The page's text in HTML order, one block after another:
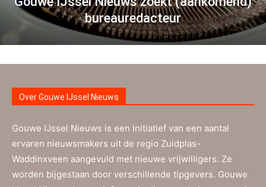
bureauredacteur
Over Gouwe IJssel Nieuws
Gouwe IJssel Nieuws is een initiatief van een aantal
ervaren nieuwsmakers uit de regio Zuidplas-
Waddinxveen aangevuld met nieuwe vrijwilligers. Ze
worden bijgestaan door verschillende tipgevers. Gouwe